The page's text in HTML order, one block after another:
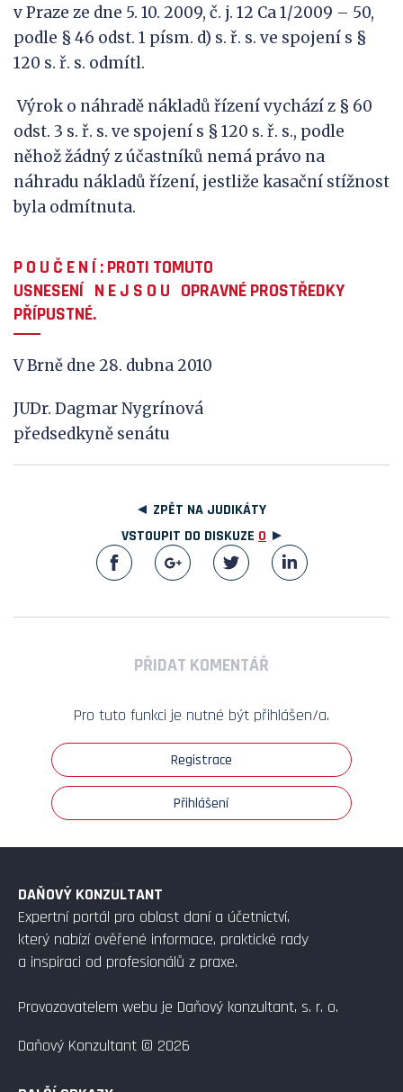
v Praze ze dne 5. 10. 2009, č. j. 12 Ca 1/2009 – 50,
podle § 46 odst. 1 písm. d) s. ř. s. ve spojení s §
120 s. ř. s. odmítl.
Výrok o náhradě nákladů řízení vychází z § 60
odst. 3 s. ř. s. ve spojení s § 120 s. ř. s., podle
něhož žádný z účastníků nemá právo na
náhradu nákladů řízení, jestliže kasační stížnost
byla odmítnuta.
P O U Č E N Í: PROTI TOMUTO
USNESENÍ N EJ S O U OPRAVNÉ PROSTŘEDKY
PŘÍPUSTNÉ.
V Brně dne 28. dubna 2010
JUDr. Dagmar Nygrínová
předsedkyně senátu
ZPĚT NA JUDIKÁTY
VSTOUPIT DO DISKUZE 0
PŘIDAT KOMENTÁŘ
Pro tuto funkci je nutné být přihlášen/a.
Registrace
Přihlášení
DAŇOVÝ KONZULTANT
Expertní portál pro oblast daní a účetnictví,
který nabízí ověřené informace, praktické rady
a inspiraci od profesionálů z praxe.
Provozovatelem webu je Daňový konzultant, s. r. o.
Daňový Konzultant © 2026